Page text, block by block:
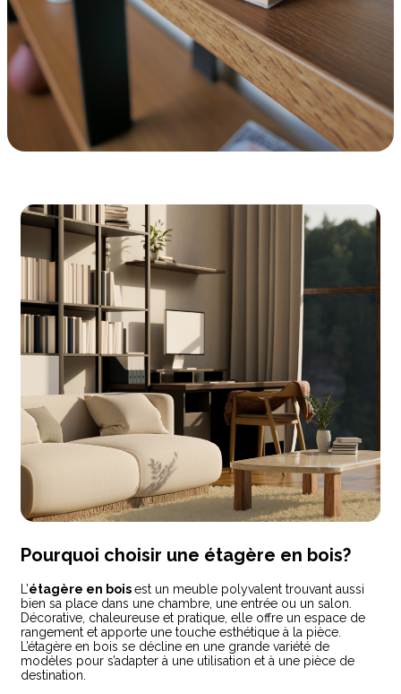
Pourquoi choisir une étagère en bois?
L’étagère en boisest un meuble polyvalent trouvant aussi
bien sa place dans une chambre, une entrée ou un salon.
Décorative, chaleureuse et pratique, elle offre un espace de
rangement et apporte une touche esthétique à la pièce.
L’étagère en bois se décline en une grande variété de
modèles pour s’adapter à une utilisation et à une pièce de
destination.